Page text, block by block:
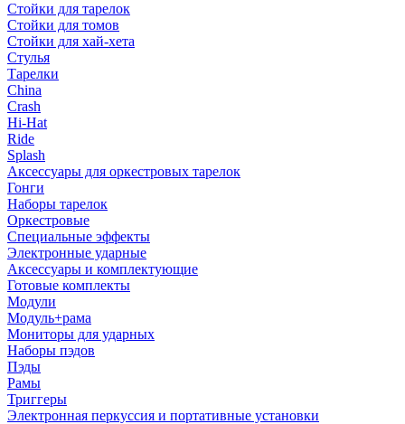
Стойки для тарелок
Стойки для томов
Стойки для хай-хета
Стулья
Тарелки
China
Crash
Hi-Hat
Ride
Splash
Аксессуары для оркестровых тарелок
Гонги
Наборы тарелок
Оркестровые
Специальные эффекты
Электронные ударные
Аксессуары и комплектующие
Готовые комплекты
Модули
Модуль+рама
Мониторы для ударных
Наборы пэдов
Пэды
Рамы
Триггеры
Электронная перкуссия и портативные установки